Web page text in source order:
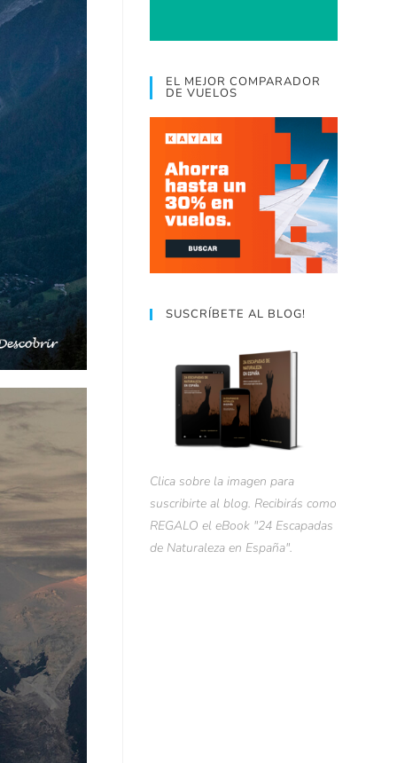
EL MEJOR COMPARADOR
DE VUELOS
SUSCRÍBETE AL BLOG!
Clica sobre la imagen para
suscribirte al blog. Recibirás como
REGALO el eBook "24 Escapadas
de Naturaleza en España".